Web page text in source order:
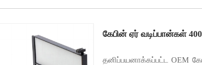
என்ன?
கேபின் ஏர் வடிப்பான்கள்
தனிப்பயனாக்கப்பட்ட OEM